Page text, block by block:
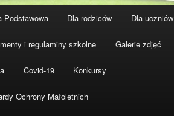
Podstawowa Dla rodziców Dla uczniów
i regulaminy szkolne Galerie zdjęć
Covid-19 Konkursy
Ochrony Małoletnich